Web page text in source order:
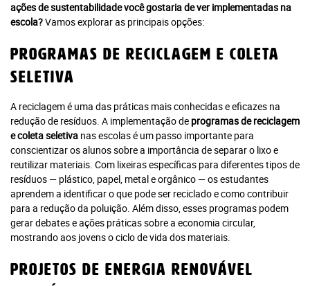
ações de sustentabilidade você gostaria de ver implementadas na
escola?Vamos explorar as principais opções:
Programas de Reciclagem e Coleta
Seletiva
A reciclagem é uma das práticas mais conhecidas e eficazes na
redução de resíduos. A implementação de programas de reciclagem
e coleta seletiva nas escolas é um passo importante para
conscientizar os alunos sobre a importância de separar o lixo e
reutilizar materiais. Com lixeiras específicas para diferentes tipos de
resíduos — plástico, papel, metal e orgânico — os estudantes
aprendem a identificar o que pode ser reciclado e como contribuir
para a redução da poluição. Além disso, esses programas podem
gerar debates e ações práticas sobre a economia circular,
mostrando aos jovens o ciclo de vida dos materiais.
Projetos de Energia Renovável